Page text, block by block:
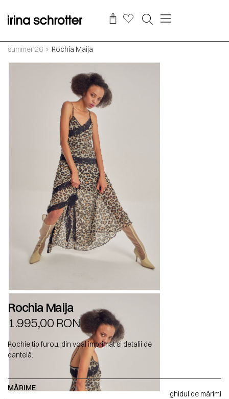
summer‘26 Rochia Maija
Rochia Maija
1.995,00 RON
Rochie tip furou, din voal imprimat si detalii de
dantelă.
MĂRIME
ghidul de mărimi